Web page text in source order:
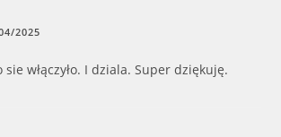
2025
sie włączyło. I dziala. Super dziękuję.